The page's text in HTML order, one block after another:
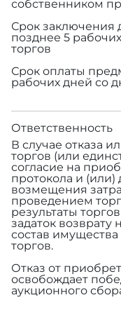
собственником
Срок заключения
позднее 5
торгов
Срок оплаты
рабочих дней со
Ответственность
В случае отказа
торгов (или
согласие на
протокола и
возмещения
проведением
результаты
задаток возврату
состав
торгов.
Отказ от
освобождает
аукционного